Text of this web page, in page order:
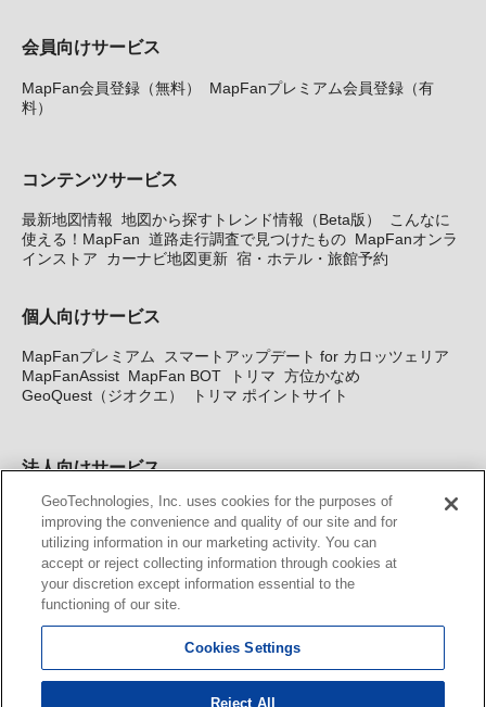
会員向けサービス
MapFan会員登録（無料）
MapFanプレミアム会員登録（有
料）
コンテンツサービス
最新地図情報 地図から探すトレンド情報（Beta版）
こんなに
使える！MapFan 道路走行調査で見つけたもの MapFanオンラ
インストア
カーナビ地図更新 宿・ホテル・旅館予約
個人向けサービス
MapFanプレミアム
スマートアップデート for カロッツェリア
MapFanAssist MapFan BOT トリマ 方位かなめ
GeoQuest（ジオクエ）
トリマ ポイントサイト
法人向けサービス
法人向け地図・位置情報サービス WEBサイト・システム向け地
図API Windows PC向け地図開発キット MapFan DB 住所確認
サービス
MAP WORLD+ トリマ広告 Geo-Research
カーナビ地図更新サービス
MapFan スマートメンバーズ
KENWOOD MapFan Club
GeoTechnologies, Inc. uses cookies for the purposes of
improving the convenience and quality of our site and for
utilizing information in our marketing activity. You can
accept or reject collecting information through cookies at
your discretion except information essential to the
functioning of our site.
Cookies Settings
Reject All